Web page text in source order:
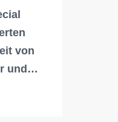
von
und…